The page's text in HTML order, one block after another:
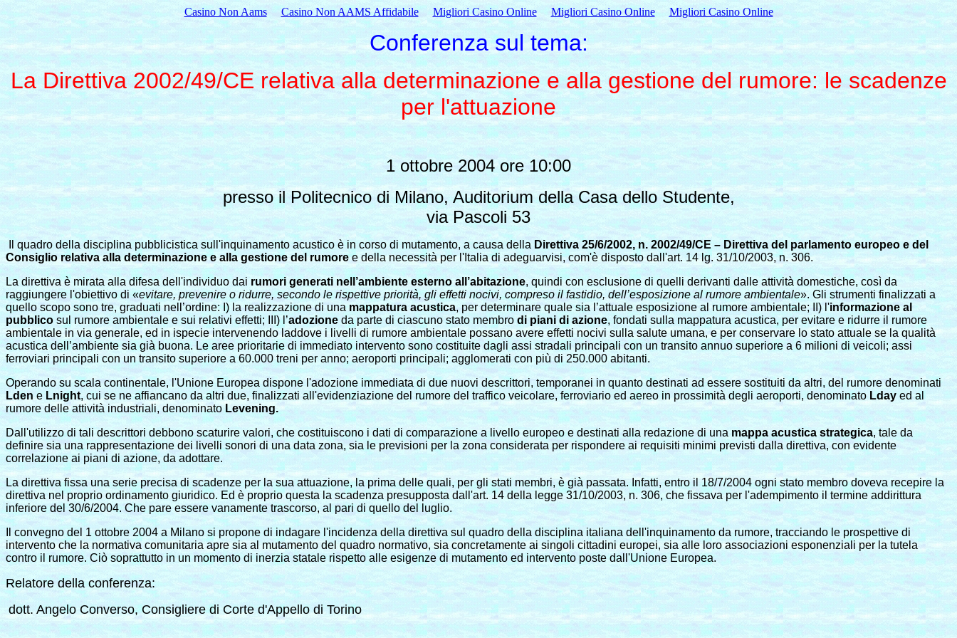
Casino Non Aams Casino Non AAMS Affidabile Migliori Casino Online Migliori Casino Online Migliori Casino Online
Conferenza sul tema:
La Direttiva 2002/49/CE relativa alla determinazione e alla gestione del rumore: le scadenze
per l'attuazione
1 ottobre 2004 ore 10:00
presso il Politecnico di Milano, Auditorium della Casa dello Studente,
via Pascoli 53
Il quadro della disciplina pubblicistica sull'inquinamento acustico è in corso di mutamento, a causa della Direttiva 25/6/2002, n. 2002/49/CE – Direttiva del parlamento europeo e del
Consiglio relativa alla determinazione e alla gestione del rumoree della necessità per l'Italia di adeguarvisi, com'è disposto dall'art. 14 lg. 31/10/2003, n. 306.
La direttiva è mirata alla difesa dell'individuo dai rumori generati nell’ambiente esterno all’abitazione, quindi con esclusione di quelli derivanti dalle attività domestiche, così da
raggiungere l'obiettivo di «evitare, prevenire o ridurre, secondo le rispettive priorità, gli effetti nocivi, compreso il fastidio, dell’esposizione al rumore ambientale». Gli strumenti finalizzati a
quello scopo sono tre, graduati nell’ordine: I) la realizzazione di una mappatura acustica, per determinare quale sia l’attuale esposizione al rumore ambientale; II) l'informazione al
pubblico sul rumore ambientale e sui relativi effetti; III) l’adozione da parte di ciascuno stato membro di piani di azione, fondati sulla mappatura acustica, per evitare e ridurre il rumore
ambientale in via generale, ed in ispecie intervenendo laddove i livelli di rumore ambientale possano avere effetti nocivi sulla salute umana, e per conservare lo stato attuale se la qualità
acustica dell’ambiente sia già buona. Le aree prioritarie di immediato intervento sono costituite dagli assi stradali principali con un transito annuo superiore a 6 milioni di veicoli; assi
ferroviari principali con un transito superiore a 60.000 treni per anno; aeroporti principali; agglomerati con più di 250.000 abitanti.
Operando su scala continentale, l'Unione Europea dispone l'adozione immediata di due nuovi descrittori, temporanei in quanto destinati ad essere sostituiti da altri, del rumore denominati
Lden e Lnight, cui se ne affiancano da altri due, finalizzati all'evidenziazione del rumore del traffico veicolare, ferroviario ed aereo in prossimità degli aeroporti, denominato Lday ed al
rumore delle attività industriali, denominatoLevening.
Dall'utilizzo di tali descrittori debbono scaturire valori, che costituiscono i dati di comparazione a livello europeo e destinati alla redazione di una mappa acustica strategica, tale da
definire sia una rappresentazione dei livelli sonori di una data zona, sia le previsioni per la zona considerata per rispondere ai requisiti minimi previsti dalla direttiva, con evidente
correlazione ai piani di azione, da adottare.
La direttiva fissa una serie precisa di scadenze per la sua attuazione, la prima delle quali, per gli stati membri, è già passata. Infatti, entro il 18/7/2004 ogni stato membro doveva recepire la
direttiva nel proprio ordinamento giuridico. Ed è proprio questa la scadenza presupposta dall'art. 14 della legge 31/10/2003, n. 306, che fissava per l'adempimento il termine addirittura
inferiore del 30/6/2004. Che pare essere vanamente trascorso, al pari di quello del luglio.
Il convegno del 1 ottobre 2004 a Milano si propone di indagare l'incidenza della direttiva sul quadro della disciplina italiana dell'inquinamento da rumore, tracciando le prospettive di
intervento che la normativa comunitaria apre sia al mutamento del quadro normativo, sia concretamente ai singoli cittadini europei, sia alle loro associazioni esponenziali per la tutela
contro il rumore. Ciò soprattutto in un momento di inerzia statale rispetto alle esigenze di mutamento ed intervento poste dall'Unione Europea.
Relatore della conferenza:
dott. Angelo Converso, Consigliere di Corte d'Appello di Torino